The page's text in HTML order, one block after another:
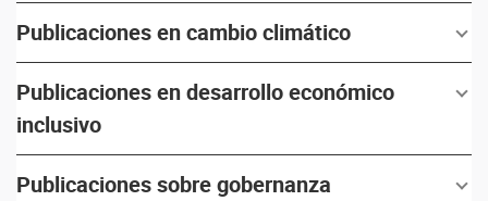
Publicaciones en cambio climático
Publicaciones en desarrollo económico
inclusivo
Publicaciones sobre gobernanza